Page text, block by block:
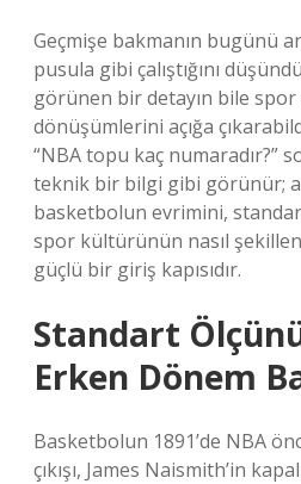
Geçmişe bakmanın bugünü
pusula gibi çalıştığını
görünen bir detayın bile
dönüşümlerini açığa
“NBA topu kaç numaradır?”
teknik bir bilgi gibi görünür;
basketbolun evrimini,
spor kültürünün nasıl
güçlü bir giriş kapısıdır.
Standart
Erken Dönem
Basketbolun 1891’de NBA
çıkışı, James Naismith’in